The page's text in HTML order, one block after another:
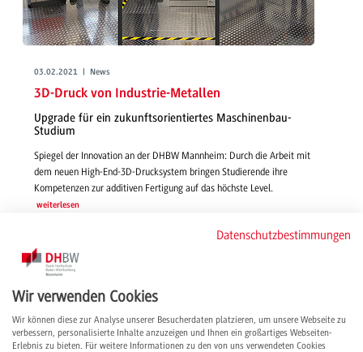
03.02.2021 | News
3D-Druck von Industrie-Metallen
Upgrade für ein zukunftsorientiertes Maschinenbau-
Studium
Spiegel der Innovation an der DHBW Mannheim: Durch die Arbeit mit
dem neuen High-End-3D-Drucksystem bringen Studierende ihre
Kompetenzen zur additiven Fertigung auf das höchste Level.
weiterlesen
Datenschutzbestimmungen
Wir verwenden Cookies
Wir können diese zur Analyse unserer Besucherdaten platzieren, um unsere Webseite zu
verbessern, personalisierte Inhalte anzuzeigen und Ihnen ein großartiges Webseiten-
Erlebnis zu bieten. Für weitere Informationen zu den von uns verwendeten Cookies